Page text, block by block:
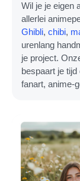
Wil je je eigen
allerlei
Ghibli, chibi,
urenlang
je project.
bespaart je
fanart, anime-